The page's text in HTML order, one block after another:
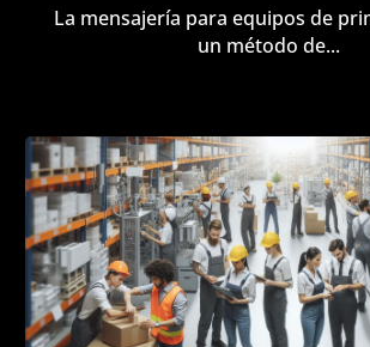
La mensajería para equipos de
un método de...